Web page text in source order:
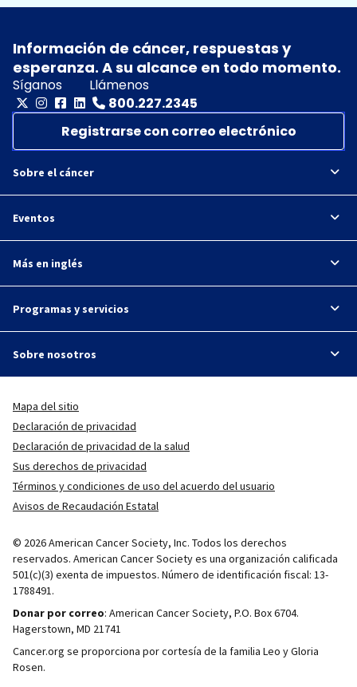
Información de cáncer, respuestas y
esperanza. A su alcance en todo momento.
Síganos
Llámenos
800.227.2345
Registrarse con correo electrónico
Sobre el cáncer
Eventos
Más en inglés
Programas y servicios
Sobre nosotros
Mapa del sitio
Declaración de privacidad
Declaración de privacidad de la salud
Sus derechos de privacidad
Términos y condiciones de uso del acuerdo del usuario
Avisos de Recaudación Estatal
© 2026 American Cancer Society, Inc. Todos los derechos
reservados. American Cancer Society es una organización calificada
501(c)(3) exenta de impuestos. Número de identificación fiscal: 13-
1788491.
Donar por correo: American Cancer Society, P.O. Box 6704.
Hagerstown, MD 21741
Cancer.org se proporciona por cortesía de la familia Leo y Gloria
Rosen.